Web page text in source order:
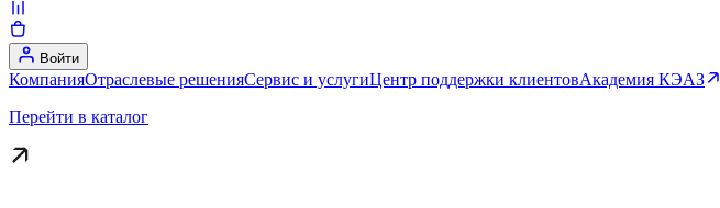
Войти
КомпанияОтраслевые решенияСервис и услугиЦентр поддержки клиентовАкадемия КЭАЗ
Перейти в каталог